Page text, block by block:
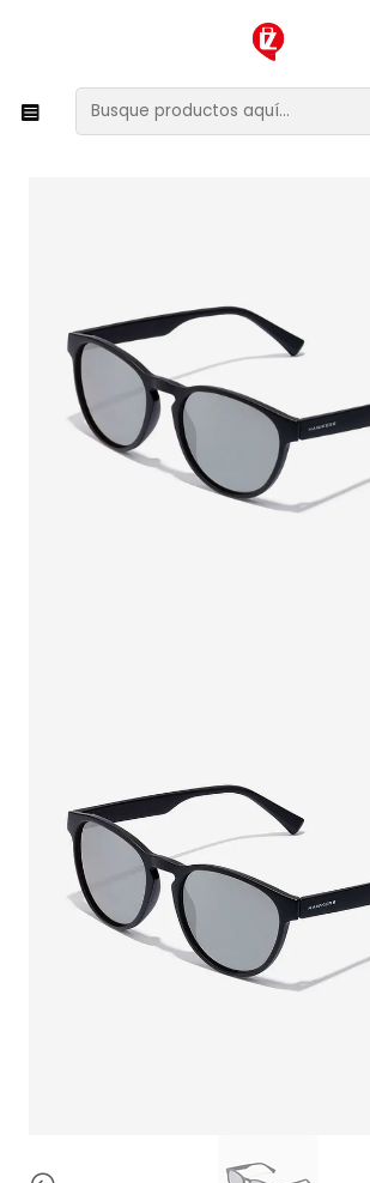
XMAS SALE ¡Compra antes de que la
Lentes y Accesorios Lentes
Lentes de Sol Hawkers Crush